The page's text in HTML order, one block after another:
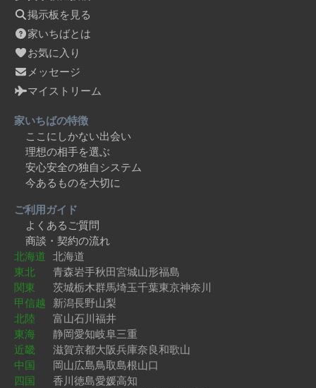
掲示板を見る
家いちばとは
お気に入り
メッセージ
マイストリーム
家いちばの特徴
ここにしかない出会い
理想の相手を選ぶ
安心安全の独自システム
今あるものを大切に
ご利用ガイド
よくあるご質問
商談・契約の流れ
北海道 北海道
東北
青森岩手秋田宮城山形福島
関東
茨城栃木群馬埼玉千葉東京神奈川
甲信越 新潟長野山梨
北陸
富山石川福井
東海
静岡愛知岐阜三重
近畿
滋賀京都大阪兵庫奈良和歌山
中国
岡山広島鳥取島根山口
四国
香川徳島愛媛高知